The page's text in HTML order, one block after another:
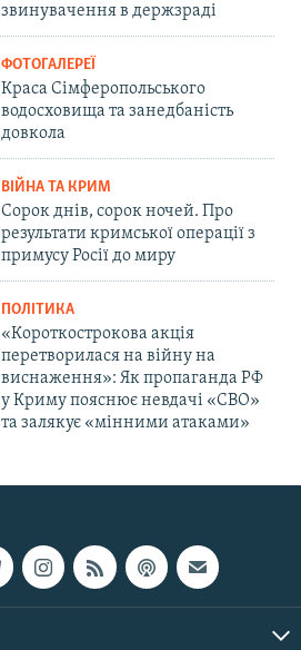
звинувачення в держзраді
ФОТОГАЛЕРЕЇ
Краса Сімферопольського
водосховища та занедбаність
довкола
ВІЙНА ТА КРИМ
Сорок днів, сорок ночей. Про
результати кримської операції з
примусу Росії до миру
ПОЛІТИКА
«Короткострокова акція
перетворилася на війну на
виснаження»: Як пропаганда РФ
у Криму пояснює невдачі «СВО»
та залякує «мінними атаками»